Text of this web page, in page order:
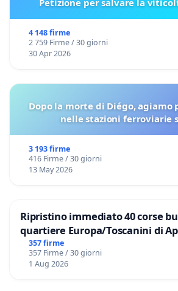
Petizione per salvare la
4 148 firme
2 759 Firme / 30 giorni
30 Apr 2026
Dopo la morte di Diégo, agiamo
nelle stazioni ferroviarie
3 193 firme
416 Firme / 30 giorni
13 May 2026
Ripristino immediato 40 corse
quartiere Europa/Toscanini di
357 firme
357 Firme / 30 giorni
1 Aug 2026